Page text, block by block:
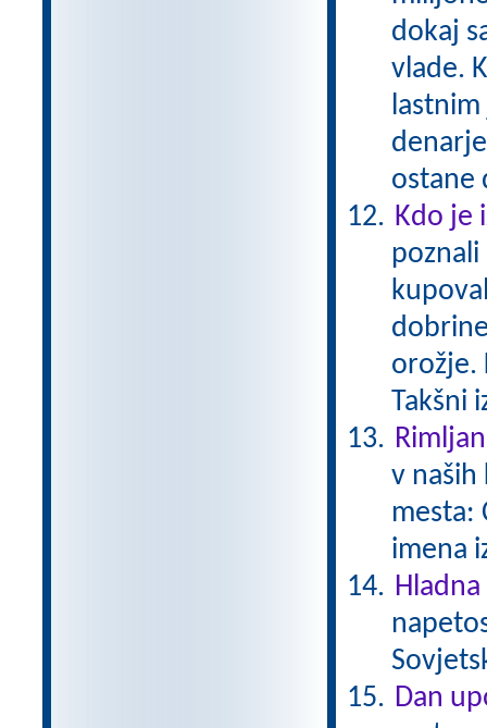
dokaj
vlade.
ostane
Kdo je
poznali
orožje.
Takšni
v naših
mesta:
imena
Dan